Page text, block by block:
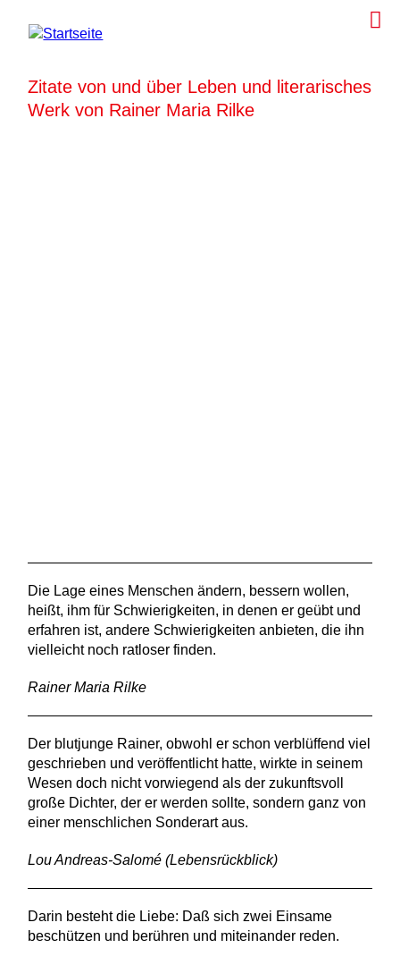
Zitate von und über Leben und literarisches
Werk von Rainer Maria Rilke
Die Lage eines Menschen ändern, bessern wollen,
heißt, ihm für Schwierigkeiten, in denen er geübt und
erfahren ist, andere Schwierigkeiten anbieten, die ihn
vielleicht noch ratloser finden.
Rainer Maria Rilke
Der blutjunge Rainer, obwohl er schon verblüffend viel
geschrieben und veröffentlicht hatte, wirkte in seinem
Wesen doch nicht vorwiegend als der zukunftsvoll
große Dichter, der er werden sollte, sondern ganz von
einer menschlichen Sonderart aus.
Lou Andreas-Salomé (Lebensrückblick)
Darin besteht die Liebe: Daß sich zwei Einsame
beschützen und berühren und miteinander reden.